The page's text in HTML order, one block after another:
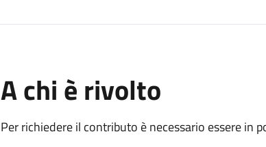
A chi è rivolto
Per richiedere il contributo è necessario essere in